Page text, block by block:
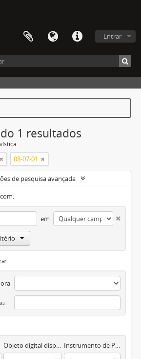
Entrar
1 resultados
08-07-01
de pesquisa avançada
em
Descrição em nível superior
Objeto digital disponível Instrumento de Pesquisa